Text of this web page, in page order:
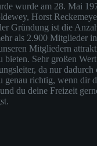
wurde am 28. Mai
Horst
Gründung ist die
als 2.900 Mitglieder
Mitgliedern
bieten. Sehr großen
da nur dadurch
genau richtig, wenn dir
du deine Freizeit